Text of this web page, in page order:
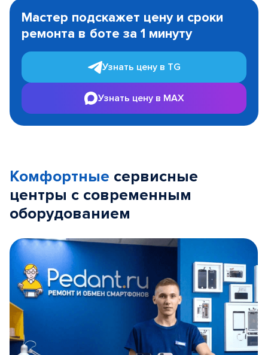
1
Мастер подскажет цену и сроки
ремонта в боте за 1 минуту
Узнать цену в TG
Узнать цену в MAX
Комфортные сервисные
центры с современным
оборудованием